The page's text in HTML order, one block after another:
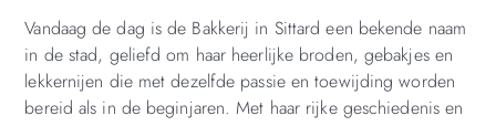
Vandaag de dag is de Bakkerij in Sittard een bekende naam
in de stad, geliefd om haar heerlijke broden, gebakjes en
lekkernijen die met dezelfde passie en toewijding worden
bereid als in de beginjaren. Met haar rijke geschiedenis en